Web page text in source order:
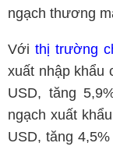
ngạch thương
Vớithị trường
xuất nhập khẩu
USD, tăng
ngạch xuất
USD, tăng